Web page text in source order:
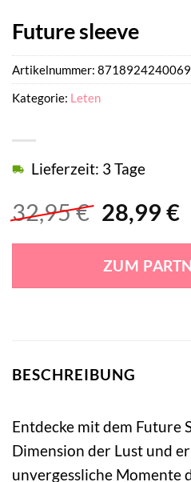
Future sleeve
32,95€
war:
32,95 €
28,99 €
Lieferzeit: 3 Tage
ZUM
Artikelnummer: 8718924240069
Kategorie: Leten
BESCHREIBUNG
Entdecke mit dem Future
Dimension der Lust und
unvergessliche Momente